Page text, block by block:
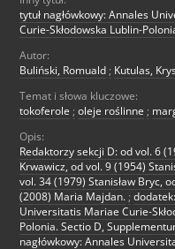
tytuł nagłówkowy: Annales
Curie-Skłodowska Lublin-
Autor:
Buliński, Romuald ; Kutulas,
Temat i słowa kluczowe:
tokoferole ; oleje roślinne ;
Opis:
Redaktorzy sekcji D: od vol. 6
Krwawicz, od vol. 9 (1954)
vol. 34 (1979) Stanisław Bryc,
(2008) Maria Majdan. ;
Universitatis Mariae Curie-
Polonia. Sectio D,
nagłówkowy: Annales